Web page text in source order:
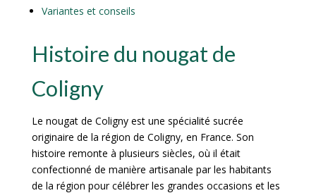
Variantes et conseils
Histoire du nougat de
Coligny
Le nougat de Coligny est une spécialité sucrée
originaire de la région de Coligny, en France. Son
histoire remonte à plusieurs siècles, où il était
confectionné de manière artisanale par les habitants
de la région pour célébrer les grandes occasions et les